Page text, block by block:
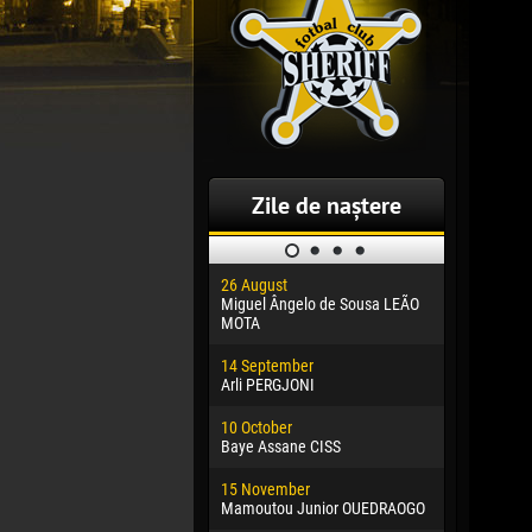
Zile de naștere
26 August
Miguel Ângelo de Sousa LEÃO
MOTA
14 September
Arli PERGJONI
10 October
Baye Assane CISS
15 November
Mamoutou Junior OUEDRAOGO